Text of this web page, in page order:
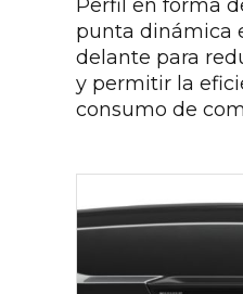
Perfil en forma
punta dinámica
delante para
y permitir la
consumo de